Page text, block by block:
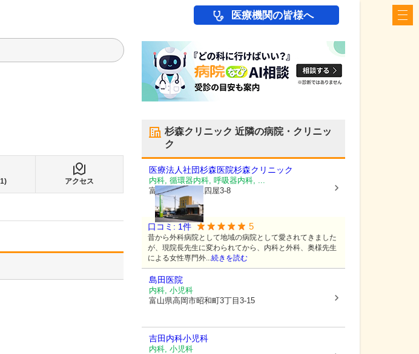
医療機関の皆様へ
1) アクセス
杉森クリニック 近隣の病院・クリニッ
ク
医療法人社団杉森医院杉森クリニック
内科, 循環器内科, 呼吸器内科, ...
富山県高岡市
上四屋3-8
口コミ: 1件 5
昔から外科病院として地域の病院として愛されてきました
が、現院長先生に変わられてから、内科と外科、奥様先生
による女性専門外...続きを読む
島田医院
内科, 小児科
富山県高岡市昭和町3丁目3-15
吉田内科小児科
内科, 小児科